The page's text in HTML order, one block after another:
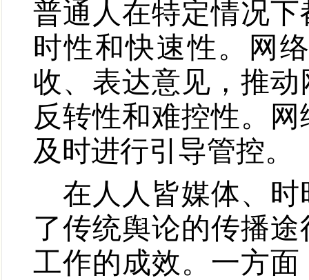
普通人在特定情况
时性和快速性。网
收、表达意见，推
反转性和难控性。
及时进行引导管控。
在人人皆媒体、
了传统舆论的传播
工作的成效。一方